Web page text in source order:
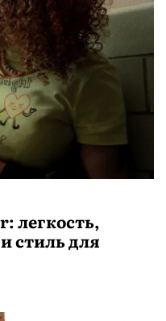
легкость,
стиль для